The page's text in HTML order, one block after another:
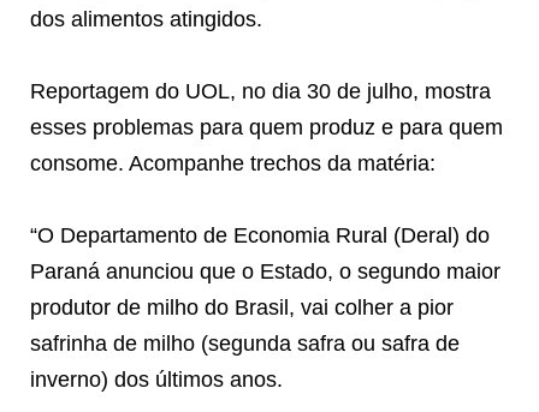
dos alimentos atingidos.
Reportagem do UOL, no dia 30 de julho, mostra
esses problemas para quem produz e para quem
consome. Acompanhe trechos da matéria:
“O Departamento de Economia Rural (Deral) do
Paraná anunciou que o Estado, o segundo maior
produtor de milho do Brasil, vai colher a pior
safrinha de milho (segunda safra ou safra de
inverno) dos últimos anos.